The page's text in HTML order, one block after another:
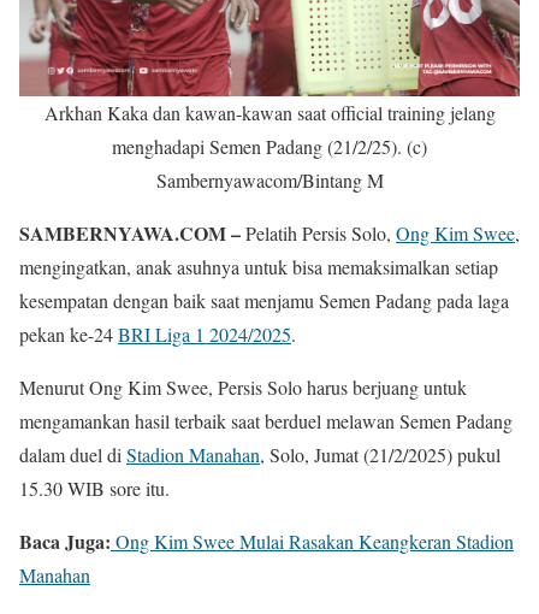
Arkhan Kaka dan kawan-kawan saat official training jelang
menghadapi Semen Padang (21/2/25). (c)
Sambernyawacom/Bintang M
SAMBERNYAWA.COM –Pelatih Persis Solo, Ong Kim Swee,
mengingatkan, anak asuhnya untuk bisa memaksimalkan setiap
kesempatan dengan baik saat menjamu Semen Padang pada laga
pekan ke-24BRI Liga 1 2024/2025.
Menurut Ong Kim Swee, Persis Solo harus berjuang untuk
mengamankan hasil terbaik saat berduel melawan Semen Padang
dalam duel di Stadion Manahan, Solo, Jumat (21/2/2025) pukul
15.30 WIB sore itu.
Baca Juga: Ong Kim Swee Mulai Rasakan Keangkeran Stadion
Manahan